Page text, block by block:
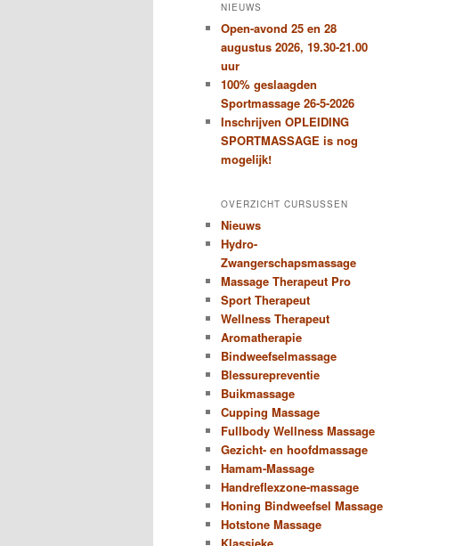
NIEUWS
Open-avond 25 en 28
augustus 2026, 19.30-21.00
uur
100% geslaagden
Sportmassage 26-5-2026
Inschrijven OPLEIDING
SPORTMASSAGE is nog
mogelijk!
OVERZICHT CURSUSSEN
Nieuws
Hydro-
Zwangerschapsmassage
Massage Therapeut Pro
Sport Therapeut
Wellness Therapeut
Aromatherapie
Bindweefselmassage
Blessurepreventie
Buikmassage
Cupping Massage
Fullbody Wellness Massage
Gezicht- en hoofdmassage
Hamam-Massage
Handreflexzone-massage
Honing Bindweefsel Massage
Hotstone Massage